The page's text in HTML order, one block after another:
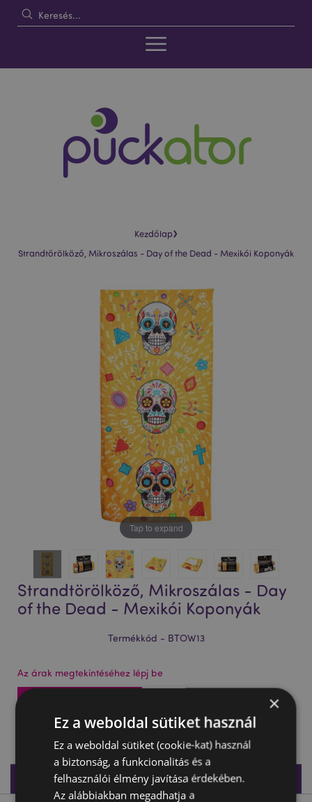
Kezdőlap›
Strandtörölköző, Mikroszálas - Day of the Dead - Mexikói Koponyák
Tap to expand
Strandtörölköző, Mikroszálas - Day
of the Dead - Mexikói Koponyák
Termékkód - BTOW13
Az árak megtekintéséhez lépj be
1078 db készleten
Termékleírás
×
Ez a weboldal sütiket használ
Ez a weboldal sütiket (cookie-kat) használ
a biztonság, a funkcionalitás és a
felhasználói élmény javítása érdekében.
Az alábbiakban megadhatja a